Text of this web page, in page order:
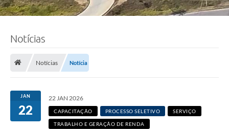
Notícias
Notícias Notícia
JAN
22
22 JAN 2026
CAPACITAÇÃO PROCESSO SELETIVO SERVIÇO
TRABALHO E GERAÇÃO DE RENDA
e
l
E